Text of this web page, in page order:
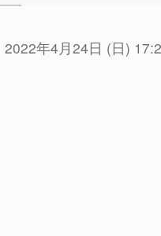
2022年4月24日 (日)